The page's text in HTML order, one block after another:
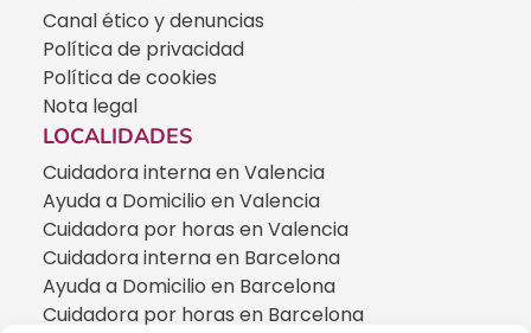
Canal ético y denuncias
Política de privacidad
Política de cookies
Nota legal
LOCALIDADES
Cuidadora interna en Valencia
Ayuda a Domicilio en Valencia
Cuidadora por horas en Valencia
Cuidadora interna en Barcelona
Ayuda a Domicilio en Barcelona
Cuidadora por horas en Barcelona